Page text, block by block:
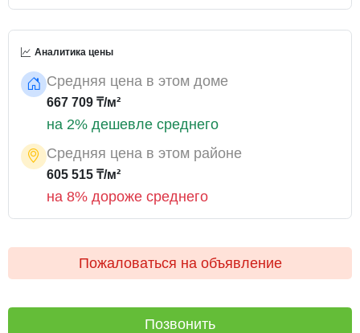
Аналитика цены
Средняя цена в этом доме
667 709 ₸/м²
на 2% дешевле среднего
Средняя цена в этом районе
605 515 ₸/м²
на 8% дороже среднего
Пожаловаться на объявление
Позвонить